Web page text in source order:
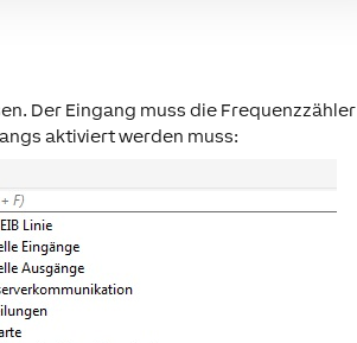
Der Eingang muss die Frequenzzähler
aktiviert werden muss: